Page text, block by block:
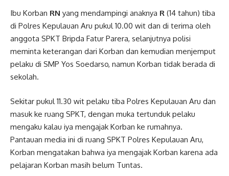
Ibu Korban RN yang mendampingi anaknya R (14 tahun) tiba
di Polres Kepulauan Aru pukul 10.00 wit dan di terima oleh
anggota SPKT Bripda Fatur Parera, selanjutnya polisi
meminta keterangan dari Korban dan kemudian menjemput
pelaku di SMP Yos Soedarso, namun Korban tidak berada di
sekolah.
Sekitar pukul 11.30 wit pelaku tiba Polres Kepulauan Aru dan
masuk ke ruang SPKT, dengan muka tertunduk pelaku
mengaku kalau iya mengajak Korban ke rumahnya.
Pantauan media ini di ruang SPKT Polres Kepulauan Aru,
Korban mengatakan bahwa iya mengajak Korban karena ada
pelajaran Korban masih belum Tuntas.